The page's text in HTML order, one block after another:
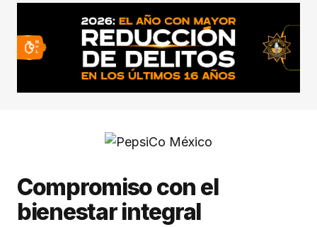
Compromiso con el
bienestar integral